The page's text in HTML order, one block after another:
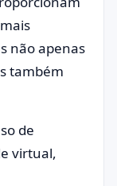
não apenas
também
de
virtual,